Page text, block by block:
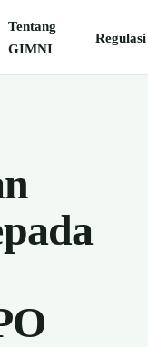
Tentang
GIMNI
Regulasi